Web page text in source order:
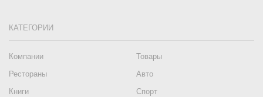
КАТЕГОРИИ
Компании
Товары
Рестораны
Авто
Книги
Спорт